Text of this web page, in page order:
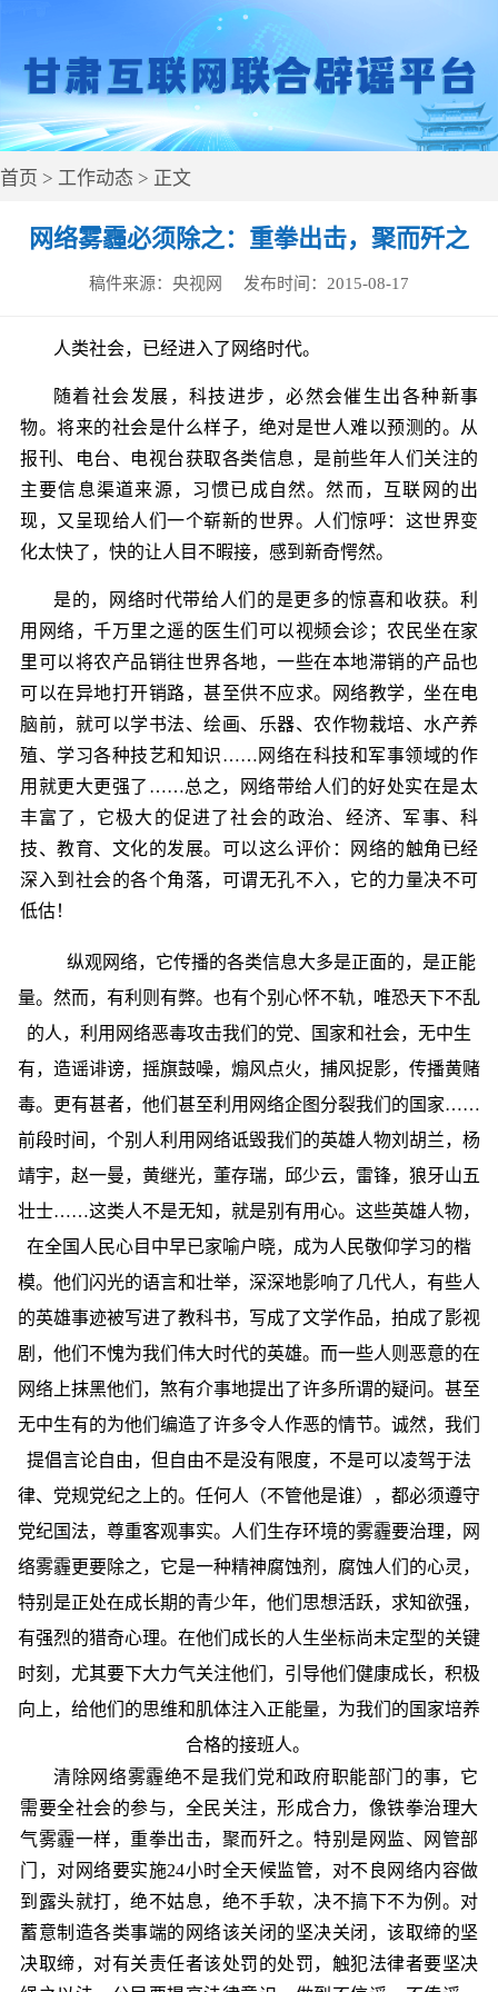
首页 > 工作动态 > 正文
网络雾霾必须除之：重拳出击，聚而歼之
稿件来源： 央视网 发布时间： 2015-08-17
人类社会，已经进入了网络时代。
随着社会发展，科技进步，必然会催生出各种新事
物。将来的社会是什么样子，绝对是世人难以预测的。从
报刊、电台、电视台获取各类信息，是前些年人们关注的
主要信息渠道来源，习惯已成自然。然而，互联网的出
现，又呈现给人们一个崭新的世界。人们惊呼：这世界变
化太快了，快的让人目不暇接，感到新奇愕然。
是的，网络时代带给人们的是更多的惊喜和收获。利
用网络，千万里之遥的医生们可以视频会诊；农民坐在家
里可以将农产品销往世界各地，一些在本地滞销的产品也
可以在异地打开销路，甚至供不应求。网络教学，坐在电
脑前，就可以学书法、绘画、乐器、农作物栽培、水产养
殖、学习各种技艺和知识……网络在科技和军事领域的作
用就更大更强了……总之，网络带给人们的好处实在是太
丰富了，它极大的促进了社会的政治、经济、军事、科
技、教育、文化的发展。可以这么评价：网络的触角已经
深入到社会的各个角落，可谓无孔不入，它的力量决不可
低估！
纵观网络，它传播的各类信息大多是正面的，是正能
量。然而，有利则有弊。也有个别心怀不轨，唯恐天下不乱
的人，利用网络恶毒攻击我们的党、国家和社会，无中生
有，造谣诽谤，摇旗鼓噪，煽风点火，捕风捉影，传播黄赌
毒。更有甚者，他们甚至利用网络企图分裂我们的国家……
前段时间，个别人利用网络诋毁我们的英雄人物刘胡兰，杨
靖宇，赵一曼，黄继光，董存瑞，邱少云，雷锋，狼牙山五
壮士……这类人不是无知，就是别有用心。这些英雄人物，
在全国人民心目中早已家喻户晓，成为人民敬仰学习的楷
模。他们闪光的语言和壮举，深深地影响了几代人，有些人
的英雄事迹被写进了教科书，写成了文学作品，拍成了影视
剧，他们不愧为我们伟大时代的英雄。而一些人则恶意的在
网络上抹黑他们，煞有介事地提出了许多所谓的疑问。甚至
无中生有的为他们编造了许多令人作恶的情节。诚然，我们
提倡言论自由，但自由不是没有限度，不是可以凌驾于法
律、党规党纪之上的。任何人（不管他是谁），都必须遵守
党纪国法，尊重客观事实。人们生存环境的雾霾要治理，网
络雾霾更要除之，它是一种精神腐蚀剂，腐蚀人们的心灵，
特别是正处在成长期的青少年，他们思想活跃，求知欲强，
有强烈的猎奇心理。在他们成长的人生坐标尚未定型的关键
时刻，尤其要下大力气关注他们，引导他们健康成长，积极
向上，给他们的思维和肌体注入正能量，为我们的国家培养
合格的接班人。
清除网络雾霾绝不是我们党和政府职能部门的事，它
需要全社会的参与，全民关注，形成合力，像铁拳治理大
气雾霾一样，重拳出击，聚而歼之。特别是网监、网管部
门，对网络要实施24小时全天候监管，对不良网络内容做
到露头就打，绝不姑息，绝不手软，决不搞下不为例。对
蓄意制造各类事端的网络该关闭的坚决关闭，该取缔的坚
决取缔，对有关责任者该处罚的处罚，触犯法律者要坚决